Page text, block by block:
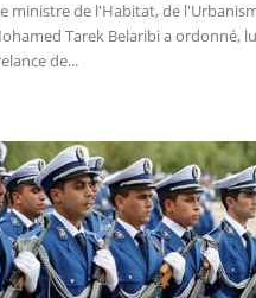
ministre de l'Habitat, de
Tarek Belaribi a ordonné,
de...